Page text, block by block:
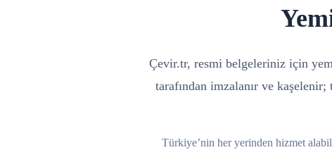
Çevir.tr, resmi belgeleriniz için
tarafından imzalanır ve
Türkiye’nin her yerinden hizmet